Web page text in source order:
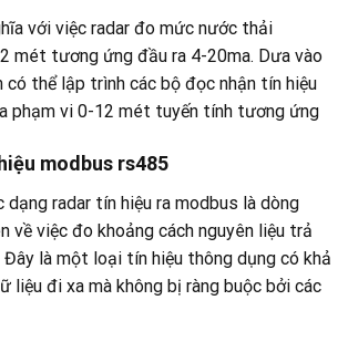
với việc radar đo mức nước thải
mét tương ứng đầu ra 4-20ma. Dưa vào
có thể lập trình các bộ đọc nhận tín hiệu
phạm vi 0-12 mét tuyến tính tương ứng
modbus rs485
dạng radar tín hiệu ra modbus là dòng
về việc đo khoảng cách nguyên liệu trả
là một loại tín hiệu thông dụng có khả
liệu đi xa mà không bị ràng buộc bởi các